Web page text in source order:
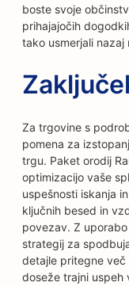
boste svoje
prihajajočih
tako usmerjali nazaj
Za trgovine s
pomena za
trgu. Paket orodij
optimizacijo vaše
uspešnosti iskanja
ključnih besed in
povezav. Z
strategij za
detajle pritegne
doseže trajni uspeh